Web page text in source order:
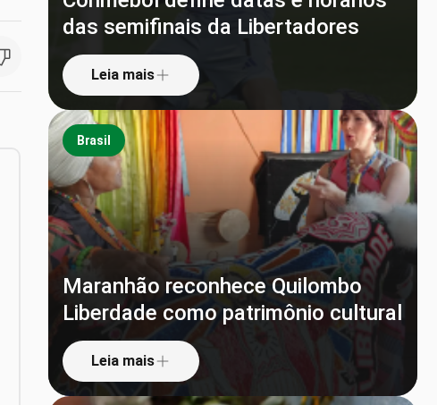
das semifinais da Libertadores
Leia mais
Brasil
Maranhão reconhece Quilombo
Liberdade como patrimônio cultural
Leia mais